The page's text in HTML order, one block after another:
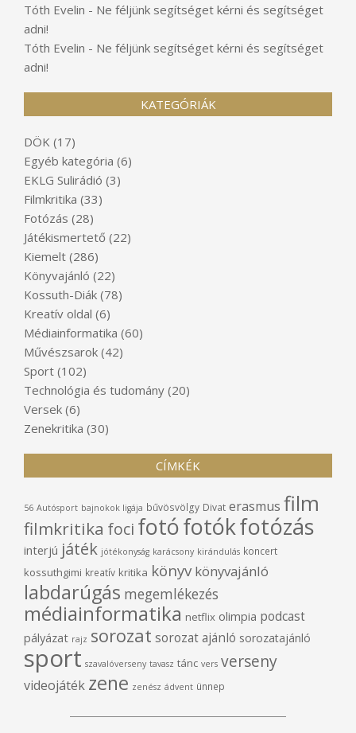
Tóth Evelin - Ne féljünk segítséget kérni és segítséget
adni!
Tóth Evelin - Ne féljünk segítséget kérni és segítséget
adni!
KATEGÓRIÁK
DÖK (17)
Egyéb kategória (6)
EKLG Sulirádió (3)
Filmkritika (33)
Fotózás (28)
Játékismertető (22)
Kiemelt (286)
Könyvajánló (22)
Kossuth-Diák (78)
Kreatív oldal (6)
Médiainformatika (60)
Művészsarok (42)
Sport (102)
Technológia és tudomány (20)
Versek (6)
Zenekritika (30)
CÍMKÉK
56 Autósport bajnokok ligája bűvösvölgy Divat erasmus film
filmkritika foci fotófotókfotózás
interjú játék jótékonyság karácsony kirándulás koncert
kossuthgimi kreatív kritika könyv könyvajánló
labdarúgás megemlékezés
médiainformatika netflix olimpia podcast
pályázat rajz sorozat sorozat ajánló sorozatajánló
sport szavalóverseny tavasz tánc vers verseny
videojáték zene zenész ádvent ünnep